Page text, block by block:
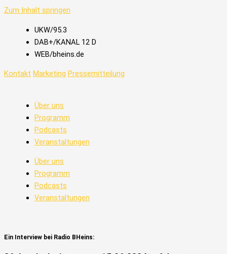
Zum Inhalt springen
UKW/95.3
DAB+/KANAL 12 D
WEB/bheins.de
Kontakt Marketing Pressemitteilung
Über uns
Programm
Podcasts
Veranstaltungen
Über uns
Programm
Podcasts
Veranstaltungen
Ein Interview bei Radio BHeins: